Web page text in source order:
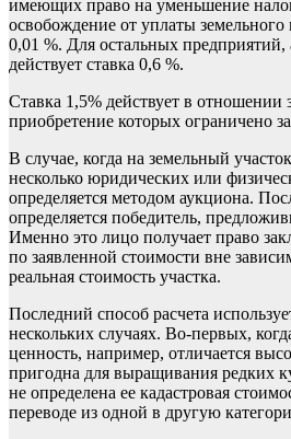
имеющих право на уменьшение
освобождение от уплаты земельного
0,01 %. Для остальных
действует ставка 0,6 %.
Ставка 1,5% действует в отношении
приобретение которых ограничено
В случае, когда на земельный
несколько юридических или
определяется методом аукциона.
определяется победитель,
Именно это лицо получает право
по заявленной стоимости вне
реальная стоимость участка.
Последний способ расчета
нескольких случаях. Во-первых,
ценность, например, отличается
пригодна для выращивания редких
не определена ее кадастровая
переводе из одной в другую